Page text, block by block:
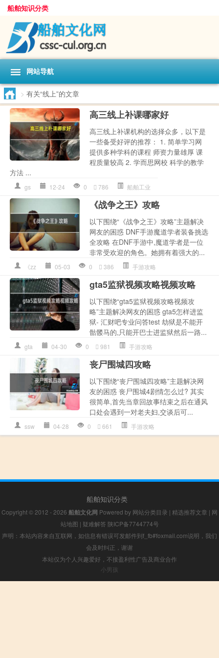
船舶知识分类
网站导航
> 有关“线上”的文章
高三线上补课哪家好
高三线上补课机构的选择众多，以下是
一些备受好评的推荐： 1. 简单学习网
提供多种学科的课程 师资力量雄厚 课
程质量较高 2. 学而思网校 科学的教学
方法 ...
gs 12-24 0 786 船舶工业
《战争之王》攻略
以下围绕“《战争之王》攻略”主题解决
网友的困惑 DNF手游魔道学者装备挑选
全攻略 在DNF手游中,魔道学者是一位
非常受欢迎的角色。她拥有着强大的...
《zz 05-03 0 386 手游攻略
gta5监狱视频攻略视频攻略
以下围绕“gta5监狱视频攻略视频攻
略”主题解决网友的困惑 gta5怎样进监
狱- 汇财吧专业问答test 劫狱是不能开
骷髅马的,只能开巴士进监狱然后一路...
gta 04-30 0 981 手游攻略
丧尸围城四攻略
以下围绕“丧尸围城四攻略”主题解决网
友的困惑 丧尸围城4剧情怎么过? 其实
很简单,首先当章回故事结束之后在通风
口处会遇到一对老夫妇,交谈后可...
ssw 04-28 0 661 手游攻略
船舶知识分类
Copyright © 2012 - 2026 船舶文化网 Powered by 网站分类目录 | 精选推荐文章 | 网
站地图 | 疑难解答 陕ICP备7744774号
声明：本站内容来自互联网，如信息有错误可发邮件到f_fb#foxmail.com说明，我们
会及时纠正，谢谢
本站仅为个人兴趣爱好，不接盈利性广告及商业合作
小男孩